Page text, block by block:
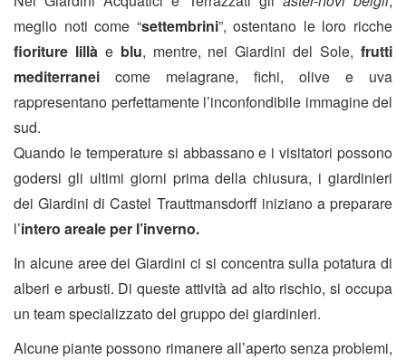
meglio noti come “settembrini”, ostentano le loro ricche
fioriture lillàe blu, mentre, nei Giardini del Sole,frutti
mediterranei come melagrane, fichi, olive e uva
rappresentano perfettamente l’inconfondibile immagine del
sud.
Quando le temperature si abbassano e i visitatori possono
godersi gli ultimi giorni prima della chiusura, i giardinieri
dei Giardini di Castel Trauttmansdorff iniziano a preparare
l’intero areale per l’inverno.
In alcune aree dei Giardini ci si concentra sulla potatura di
alberi e arbusti. Di queste attività ad alto rischio, si occupa
un team specializzato del gruppo dei giardinieri.
Alcune piante possono rimanere all’aperto senza problemi,